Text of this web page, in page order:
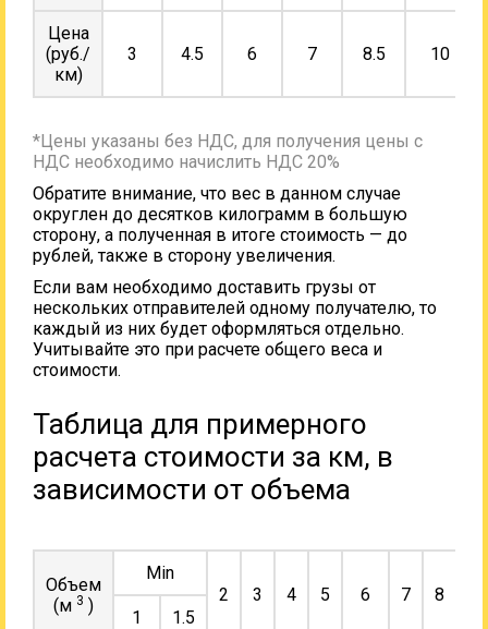
Цена
(руб./
км)
3 4.5 6 7 8.5 10
*Цены указаны без НДС, для получения цены с
НДС необходимо начислить НДС 20%
Обратите внимание, что вес в данном случае
округлен до десятков килограмм в большую
сторону, а полученная в итоге стоимость — до
рублей, также в сторону увеличения.
Если вам необходимо доставить грузы от
нескольких отправителей одному получателю, то
каждый из них будет оформляться отдельно.
Учитывайте это при расчете общего веса и
стоимости.
Таблица для примерного
расчета стоимости за км, в
зависимости от объема
Объем
(м 3 )
Min
2
3 4 5 6 7 8
1
1.5